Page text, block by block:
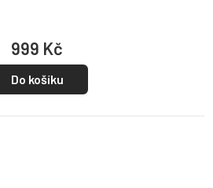
999 Kč
Do košíku